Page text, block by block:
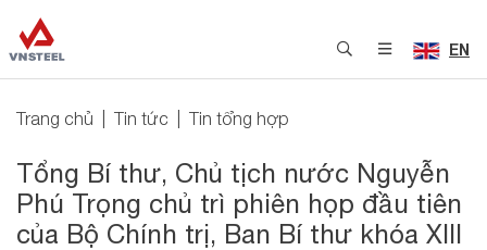
EN
Trang chủ Tin tức Tin tổng hợp
Tổng Bí thư, Chủ tịch nước Nguyễn
Phú Trọng chủ trì phiên họp đầu tiên
của Bộ Chính trị, Ban Bí thư khóa XIII